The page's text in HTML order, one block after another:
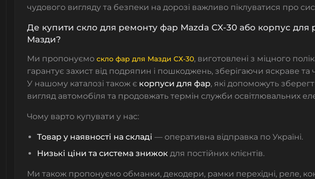
чудового вигляду та безпеки на дорозі важливо піклуватися про
Де купити скло для ремонту фар Mazda CX-30 або корпус для
Мазди?
Ми пропонуємо скло фар для Мазди СХ-30, виготовлені з міцного
гарантує захист від подряпин і пошкоджень, зберігаючи яскраве та
У нашому каталозі також є корпуси для фар, які допоможуть
вигляд автомобіля та продовжать термін служби освітлювальних
Чому варто купувати у нас:
Товар у наявності на складі — оперативна відправка по Україні.
Низькі ціни та система знижок для постійних клієнтів.
Ми також пропонуємо обманки, декодери, рамки перехідні, реле,